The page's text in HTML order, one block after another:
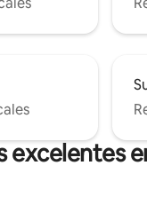
excelentes